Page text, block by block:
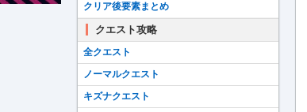
クリア後要素まとめ
クエスト攻略
全クエスト
ノーマルクエスト
キズナクエスト